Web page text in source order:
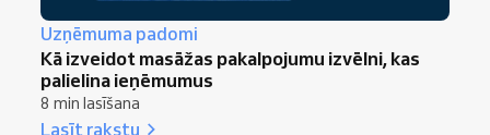
Uzņēmuma padomi
Kā izveidot masāžas pakalpojumu izvēlni, kas
palielina ieņēmumus
8 min lasīšana
Lasīt rakstu